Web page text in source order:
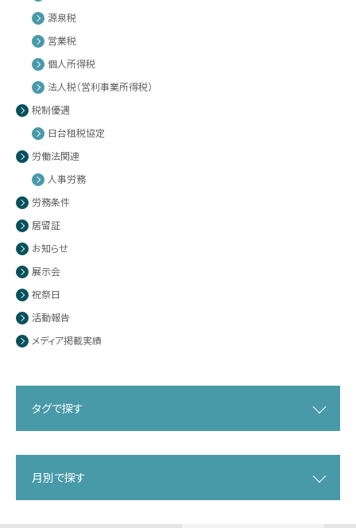
源泉税
営業税
個人所得税
法人税（営利事業所得税）
税制優遇
日台租税協定
労働法関連
人事労務
労務条件
居留証
お知らせ
展示会
祝祭日
活動報告
メディア掲載実績
タグで探す
月別で探す